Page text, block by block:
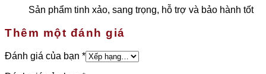
Sản phẩm tinh xảo, sang trọng, hỗ trợ và bảo hành tốt
Thêm một đánh giá
Đánh giá của bạn *